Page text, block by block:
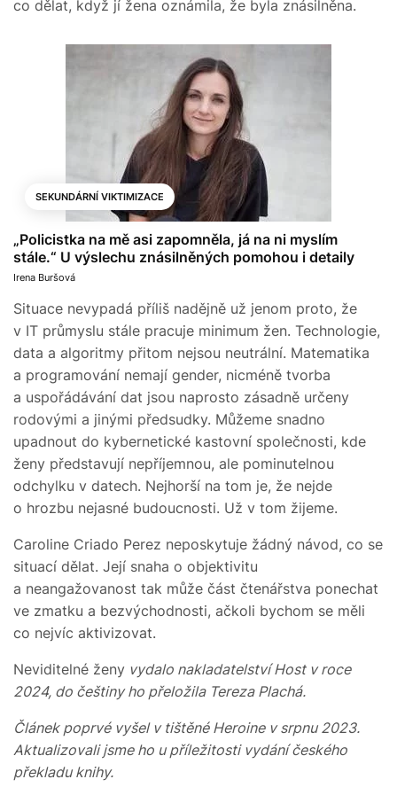
co dělat, když jí žena oznámila, že byla znásilněna.
SEKUNDÁRNÍ VIKTIMIZACE
„Policistka na mě asi zapomněla, já na ni myslím
stále.“ U výslechu znásilněných pomohou i detaily
Irena Buršová
Situace nevypadá příliš nadějně už jenom proto, že
v IT průmyslu stále pracuje minimum žen. Technologie,
data a algoritmy přitom nejsou neutrální. Matematika
a programování nemají gender, nicméně tvorba
a uspořádávání dat jsou naprosto zásadně určeny
rodovými a jinými předsudky. Můžeme snadno
upadnout do kybernetické kastovní společnosti, kde
ženy představují nepříjemnou, ale pominutelnou
odchylku v datech. Nejhorší na tom je, že nejde
o hrozbu nejasné budoucnosti. Už v tom žijeme.
Caroline Criado Perez neposkytuje žádný návod, co se
situací dělat. Její snaha o objektivitu
a neangažovanost tak může část čtenářstva ponechat
ve zmatku a bezvýchodnosti, ačkoli bychom se měli
co nejvíc aktivizovat.
Neviditelné ženy vydalo nakladatelství Host v roce
2024, do češtiny ho přeložila Tereza Plachá.
Článek poprvé vyšel v tištěné Heroine v srpnu 2023.
Aktualizovali jsme ho u příležitosti vydání českého
překladu knihy.